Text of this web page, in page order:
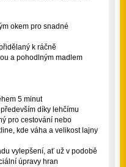
okem pro snadné
k ráčně
a pohodlným madlem
5 minut
díky lehčímu
pro cestování nebo
kde váha a velikost lajny
vylepšení, ať už v podobě
úpravy hran